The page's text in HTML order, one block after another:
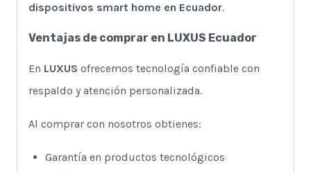
dispositivos smart home en Ecuador.
Ventajas de comprar en LUXUS Ecuador
En LUXUS ofrecemos tecnología confiable con
respaldo y atención personalizada.
Al comprar con nosotros obtienes:
Garantía en productos tecnológicos